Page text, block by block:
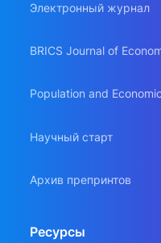
Электронный журнал
BRICS Journal of
Population and
Научный старт
Архив препринтов
Ресурсы